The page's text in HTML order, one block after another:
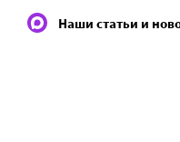
Наши статьи и